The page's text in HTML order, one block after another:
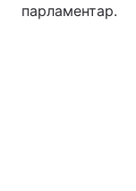
парламентар.